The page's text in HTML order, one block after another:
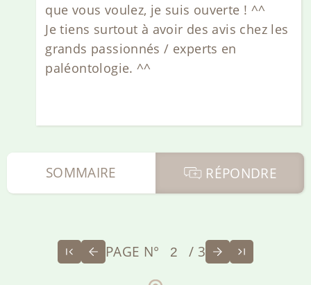
que vous voulez, je suis ouverte ! ^^
Je tiens surtout à avoir des avis chez les
grands passionnés / experts en
paléontologie. ^^
RÉPONDRE
SOMMAIRE
PAGE N° / 3